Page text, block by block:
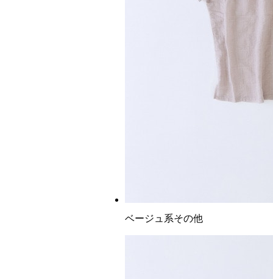
ベージュ系その他